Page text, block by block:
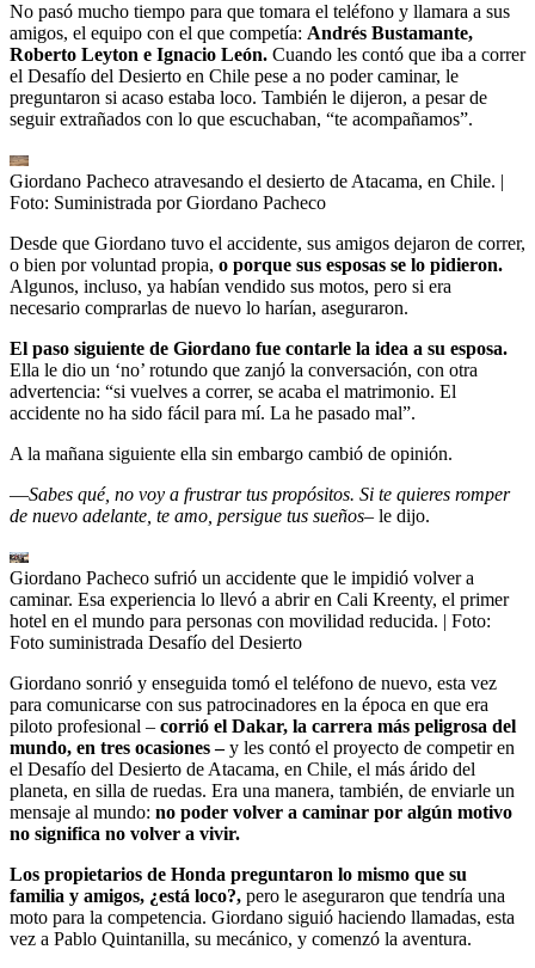
No pasó mucho tiempo para que tomara el teléfono y llamara a sus
amigos, el equipo con el que competía: Andrés Bustamante,
Roberto Leyton e Ignacio León. Cuando les contó que iba a correr
el Desafío del Desierto en Chile pese a no poder caminar, le
preguntaron si acaso estaba loco. También le dijeron, a pesar de
seguir extrañados con lo que escuchaban, “te acompañamos”.
Giordano Pacheco atravesando el desierto de Atacama, en Chile. |
Foto: Suministrada por Giordano Pacheco
Desde que Giordano tuvo el accidente, sus amigos dejaron de correr,
o bien por voluntad propia, o porque sus esposas se lo pidieron.
Algunos, incluso, ya habían vendido sus motos, pero si era
necesario comprarlas de nuevo lo harían, aseguraron.
El paso siguiente de Giordano fue contarle la idea a su esposa.
Ella le dio un ‘no’ rotundo que zanjó la conversación, con otra
advertencia: “si vuelves a correr, se acaba el matrimonio. El
accidente no ha sido fácil para mí. La he pasado mal”.
A la mañana siguiente ella sin embargo cambió de opinión.
—Sabes qué, no voy a frustrar tus propósitos. Si te quieres romper
de nuevo adelante, te amo, persigue tus sueños– le dijo.
Giordano Pacheco sufrió un accidente que le impidió volver a
caminar. Esa experiencia lo llevó a abrir en Cali Kreenty, el primer
hotel en el mundo para personas con movilidad reducida. | Foto:
Foto suministrada Desafío del Desierto
Giordano sonrió y enseguida tomó el teléfono de nuevo, esta vez
para comunicarse con sus patrocinadores en la época en que era
piloto profesional – corrió el Dakar, la carrera más peligrosa del
mundo, en tres ocasiones –y les contó el proyecto de competir en
el Desafío del Desierto de Atacama, en Chile, el más árido del
planeta, en silla de ruedas. Era una manera, también, de enviarle un
mensaje al mundo: no poder volver a caminar por algún motivo
no significa no volver a vivir.
Los propietarios de Honda preguntaron lo mismo que su
familia y amigos, ¿está loco?, pero le aseguraron que tendría una
moto para la competencia. Giordano siguió haciendo llamadas, esta
vez a Pablo Quintanilla, su mecánico, y comenzó la aventura.